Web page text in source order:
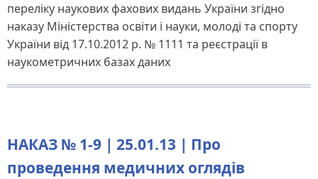
переліку наукових фахових видань України згідно
наказу Міністерства освіти і науки, молоді та спорту
України від 17.10.2012 р. № 1111 та реєстрації в
наукометричних базах даних
НАКАЗ № 1-9 | 25.01.13 | Про
проведення медичних оглядів